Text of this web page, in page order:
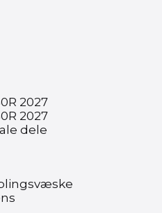
2027
2027
dele